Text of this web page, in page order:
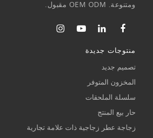
ومتنوعة. OEM ODM مقبول.
منتوجات جديدة
تصميم جديد
المخزون المتوفر
سلسلة الملحقات
حار بيع المنتج
زجاجة عطر زجاجية ذات علامة تجارية